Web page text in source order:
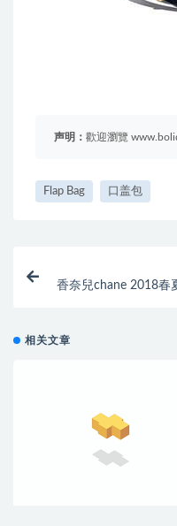
声明： 歡迎瀏覽
Flap Bag 口盖包
香奈兒chane 2018春
相关文章